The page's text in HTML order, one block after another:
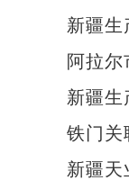
新疆生产
阿拉尔市
新疆生产
铁门关
新疆天业